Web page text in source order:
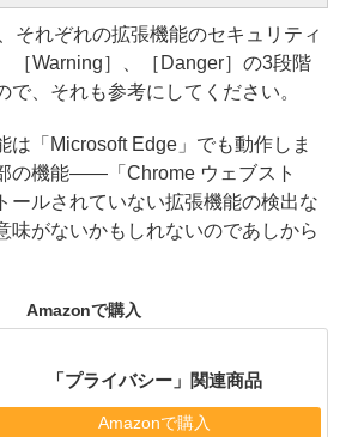
それぞれの拡張機能のセキュリティ
［Warning］、［Danger］の3段階
で、それも参考にしてください。
「Microsoft Edge」でも動作しま
の機能――「Chrome ウェブスト
ールされていない拡張機能の検出な
がないかもしれないのであしから
Amazonで購入
「プライバシー」関連商品
Amazonで購入